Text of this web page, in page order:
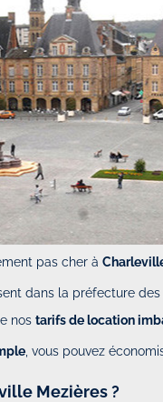
pas cher à
dans la préfecture
nos tarifs de location
, vous pouvez
Mezières ?